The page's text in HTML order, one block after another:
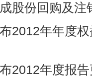
股份回购及注
2012年年度
2012年度报